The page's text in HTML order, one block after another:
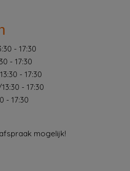
- 17:30
- 17:30
- 17:30
- 17:30
- 17:30
mogelijk!